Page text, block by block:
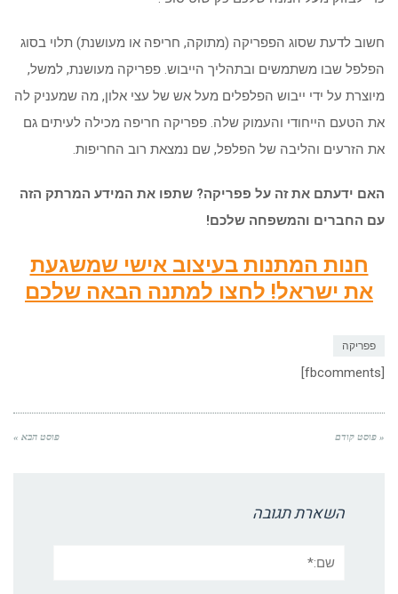
חשוב לדעת שסוג הפפריקה (מתוקה, חריפה או מעושנת) תלוי בסוג
הפלפל שבו משתמשים ובתהליך הייבוש. פפריקה מעושנת, למשל,
מיוצרת על ידי ייבוש הפלפלים מעל אש של עצי אלון, מה שמעניק לה
את הטעם הייחודי והעמוק שלה. פפריקה חריפה מכילה לעיתים גם
את הזרעים והליבה של הפלפל, שם נמצאת רוב החריפות.
האם ידעתם את זה על פפריקה? שתפו את המידע המרתק הזה
עם החברים והמשפחה שלכם!
חנות המתנות בעיצוב אישי שמשגעת
את ישראל! לחצו למתנה הבאה שלכם
פפריקה
« פוסט קודם פוסט הבא »
השארת תגובה